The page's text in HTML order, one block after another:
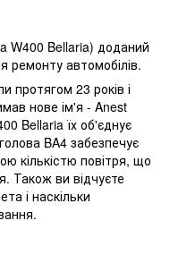
W400 Bellaria) доданий
ремонту автомобілів.
протягом 23 років і
нове ім'я - Anest
Bellaria їх об'єднує
BA4 забезпечує
кількістю повітря, що
Також ви відчуєте
і наскільки